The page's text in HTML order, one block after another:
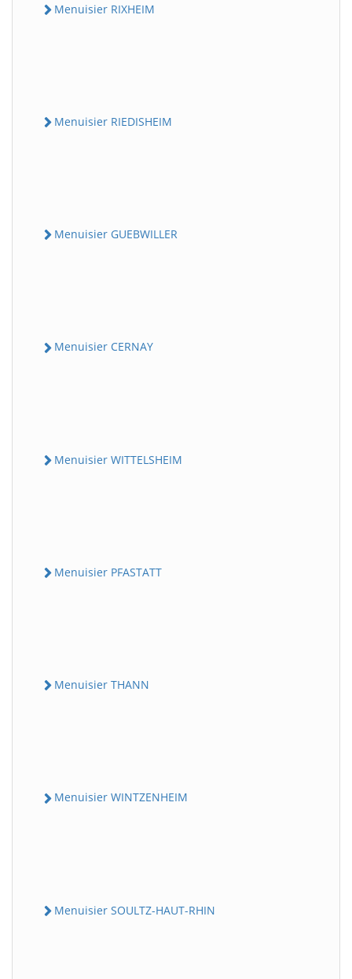
Menuisier RIXHEIM
Menuisier RIEDISHEIM
Menuisier GUEBWILLER
Menuisier CERNAY
Menuisier WITTELSHEIM
Menuisier PFASTATT
Menuisier THANN
Menuisier WINTZENHEIM
Menuisier SOULTZ-HAUT-RHIN